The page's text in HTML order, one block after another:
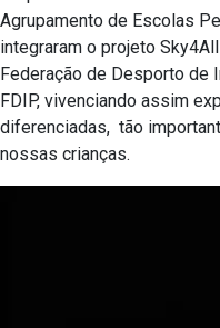
Agrupamento de Escolas
integraram o projeto
Federação de Desporto de
FDIP, vivenciando assim
diferenciadas, tão
nossas crianças.